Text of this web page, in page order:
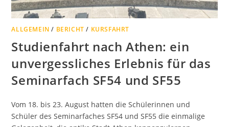
ALLGEMEIN / BERICHT / KURSFAHRT
Studienfahrt nach Athen: ein
unvergessliches Erlebnis für das
Seminarfach SF54 und SF55
Vom 18. bis 23. August hatten die Schülerinnen und
Schüler des Seminarfaches SF54 und SF55 die einmalige